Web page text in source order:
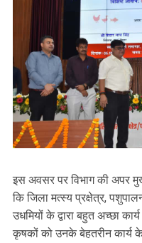
इस अवसर पर विभाग की अपर
कि जिला मत्स्य प्रक्षेत्र,
उधमियों के द्वारा बहुत अच्छा
कृषकों को उनके बेहतरीन कार्य